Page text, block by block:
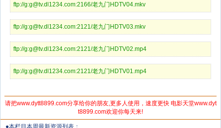
ftp://g:g@tv.dl1234.com:2166/老九门HDTV04.mkv
ftp://g:g@tv.dl1234.com:2121/老九门HDTV03.mkv
ftp://g:g@tv.dl1234.com:2121/老九门HDTV02.mp4
ftp://g:g@tv.dl1234.com:2121/老九门HDTV01.mp4
请把www.dytt8899.com分享给你的朋友,更多人使用，速度更快 电影天堂www.dyt
t8899.com欢迎你每天来!
●本栏目本周最新资源列表：